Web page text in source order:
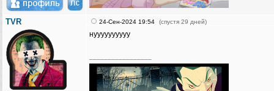
TVR 24-Сен-2024 19:54 (спустя 29 дней)
нуууууууууу